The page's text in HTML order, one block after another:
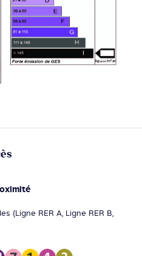
(Ligne RER A, Ligne RER B,